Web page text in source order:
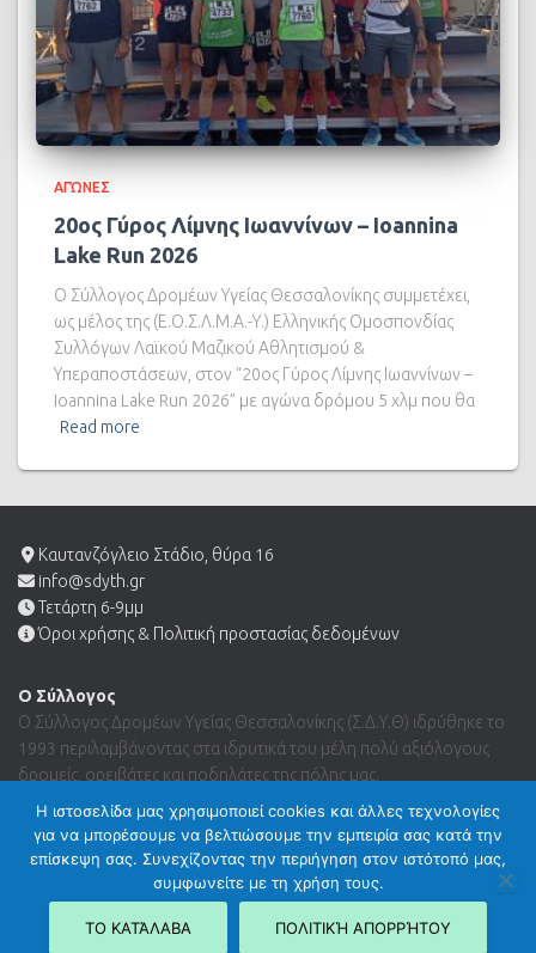
ΑΓΏΝΕΣ
20ος Γύρος Λίμνης Ιωαννίνων – Ioannina
Lake Run 2026
Ο Σύλλογος Δρομέων Υγείας Θεσσαλονίκης συμμετέχει,
ως μέλος της (Ε.Ο.Σ.Λ.Μ.Α.-Υ.) Ελληνικής Ομοσπονδίας
Συλλόγων Λαϊκού Μαζικού Αθλητισμού &
Υπεραποστάσεων, στον “20ος Γύρος Λίμνης Ιωαννίνων –
Ioannina Lake Run 2026” με αγώνα δρόμου 5 χλμ που θα
Read more
Καυτανζόγλειο Στάδιο, θύρα 16
info@sdyth.gr
Τετάρτη 6-9μμ
Όροι χρήσης & Πολιτική προστασίας δεδομένων
Ο Σύλλογος
Ο Σύλλογος Δρομέων Υγείας Θεσσαλονίκης (Σ.Δ.Υ.Θ) ιδρύθηκε το
1993 περιλαμβάνοντας στα ιδρυτικά του μέλη πολύ αξιόλογους
δρομείς, ορειβάτες και ποδηλάτες της πόλης μας.
Search …
Η ιστοσελίδα μας χρησιμοποιεί cookies και άλλες τεχνολογίες
για να μπορέσουμε να βελτιώσουμε την εμπειρία σας κατά την
επίσκεψη σας. Συνεχίζοντας την περιήγηση στον ιστότοπό μας,
συμφωνείτε με τη χρήση τους.
ΤΟ ΚΑΤΆΛΑΒΑ ΠΟΛΙΤΙΚΉ ΑΠΟΡΡΉΤΟΥ